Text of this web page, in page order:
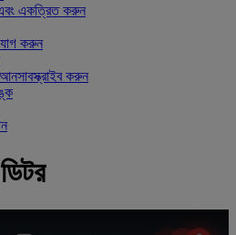
এবং একত্রিত করুন
করুন
করুন
থেকে আপনার ইমেল কন্টেন্ট তৈরি করুন